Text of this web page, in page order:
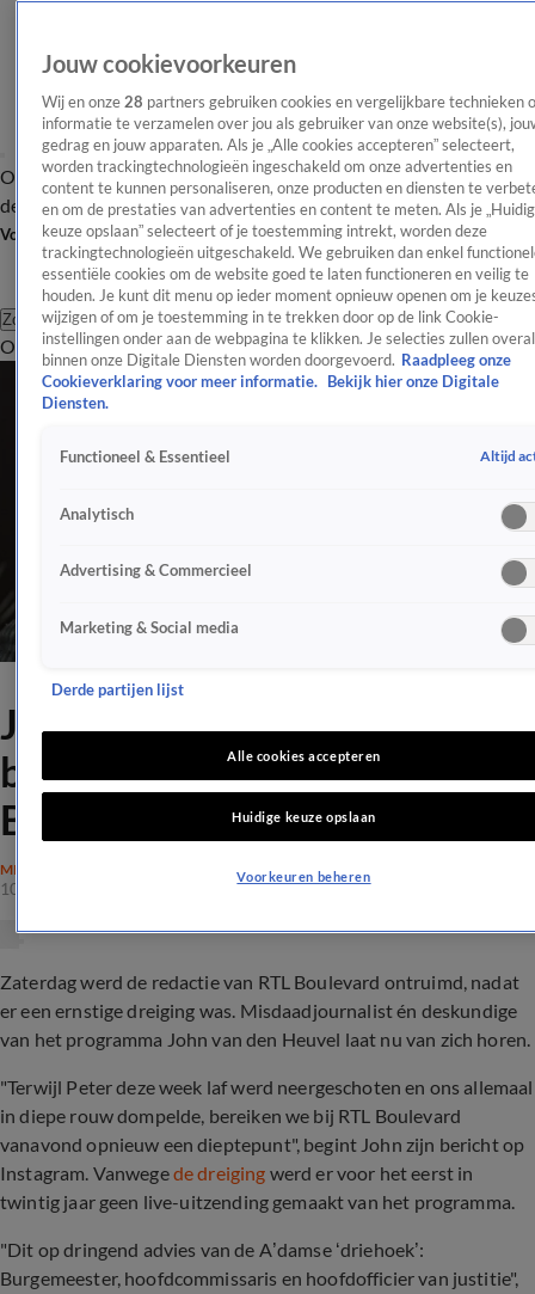
OverzichtAfleveringen Entertainment TV Algemeen
Tip
de redactieNieuwsbrief
Volg Shownieuws
Zoeken
OverzichtEntertainmentSpraakmakendRealityCrimeVideo's
John van den Heuvel deelt
bericht over dreiging op RTL
Boulevard
MISDAAD
10 juli 2021, 21:31
Zaterdag werd de redactie van RTL Boulevard ontruimd, nadat
er een ernstige dreiging was. Misdaadjournalist én deskundige
van het programma John van den Heuvel laat nu van zich horen.
"Terwijl Peter deze week laf werd neergeschoten en ons allemaal
in diepe rouw dompelde, bereiken we bij RTL Boulevard
vanavond opnieuw een dieptepunt", begint John zijn bericht op
Instagram. Vanwegede dreiging werd er voor het eerst in
twintig jaar geen live-uitzending gemaakt van het programma.
"Dit op dringend advies van de A’damse ‘driehoek’:
Burgemeester, hoofdcommissaris en hoofdofficier van justitie",
Jouw cookievoorkeuren
Wij en onze 28 partners gebruiken cookies en vergelijkbare technieken
informatie te verzamelen over jou als gebruiker van onze website(s),
gedrag en jouw apparaten. Als je „Alle cookies accepteren” selecteert,
worden trackingtechnologieën ingeschakeld om onze advertenties en
content te kunnen personaliseren, onze producten en diensten te
en om de prestaties van advertenties en content te meten. Als je
keuze opslaan” selecteert of je toestemming intrekt, worden deze
trackingtechnologieën uitgeschakeld. We gebruiken dan enkel
essentiële cookies om de website goed te laten functioneren en veilig te
houden. Je kunt dit menu op ieder moment opnieuw openen om je
wijzigen of om je toestemming in te trekken door op de link Cookie-
instellingen onder aan de webpagina te klikken. Je selecties zullen overal
binnen onze Digitale Diensten worden doorgevoerd. Raadpleeg onze
Cookieverklaring voor meer informatie.
Bekijk hier onze Digitale
Diensten.
Functioneel & Essentieel Altijd
Analytisch
Advertising & Commercieel
Marketing & Social media
Derde partijen lijst
Alle cookies accepteren
Huidige keuze opslaan
Voorkeuren beheren